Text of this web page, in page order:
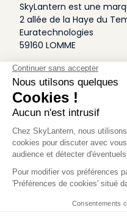
SkyLantern est une
2 allée de la Haye du
Euratechnologies
59160 LOMME
A Propos
Qui sommes-nous
Conditions générales de
Mentions légales
Politique Antispam
Idée Design
Skylantern Original in the